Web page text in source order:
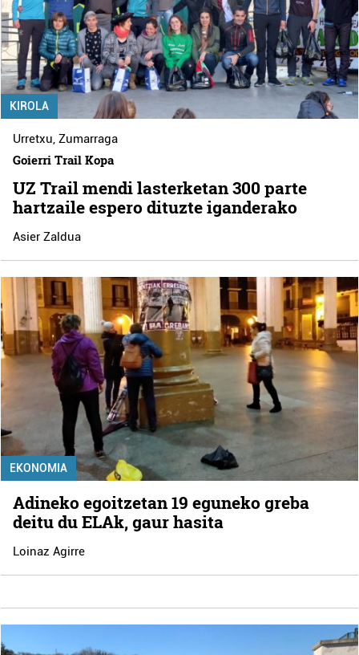
KIROLA
Urretxu,Zumarraga
Goierri Trail Kopa
UZ Trail mendi lasterketan 300 parte
hartzaile espero dituzte iganderako
Asier Zaldua
EKONOMIA
Adineko egoitzetan 19 eguneko greba
deitu du ELAk, gaur hasita
Loinaz Agirre